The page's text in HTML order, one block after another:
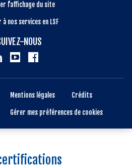
l'affichage du site
à nos services en LSF
NOUS
Mentions légales Crédits
Gérer mes préférences de cookies